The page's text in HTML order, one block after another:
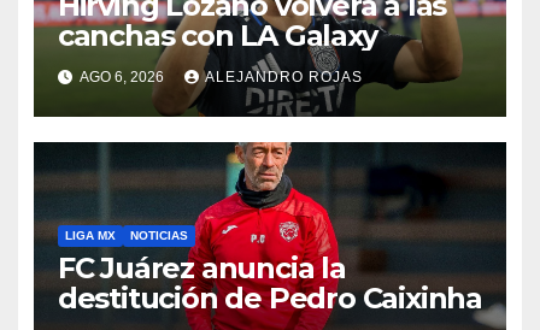
canchas con LA Galaxy
AGO 6, 2026 ALEJANDRO ROJAS
LIGA MX NOTICIAS
FC Juárez anuncia la
destitución de Pedro Caixinha